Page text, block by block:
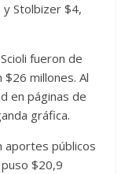
y Stolbizer $4,
fueron de
millones. Al
en páginas de
gráfica.
aportes públicos
$20,9